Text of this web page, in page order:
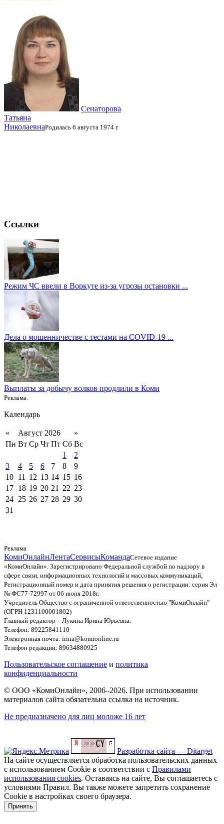
Сенаторова
Татьяна
НиколаевнаРодилась 6 августа 1974 г.
Ссылки
Режим ЧС ввели в Воркуте из-за угрозы остановки ...
Дела о мошенничестве с тестами на COVID-19 ...
Выплаты за добычу волков продлили в Коми
Реклама.
Календарь
« Август 2026
»
Пн Вт Ср Чт Пт Сб Вс
1
2
3
4 5 6 7 8
9
10 11 12 13 14 15 16
17 18 19 20 21 22 23
24 25 26 27 28 29 30
31
Реклама
КомиОнлайнЛентаСервисыКомандаСетевое издание
«КомиОнлайн». Зарегистрировано Федеральной службой по надзору в
сфере связи, информационных технологий и массовых коммуникаций;
Регистрационный номер и дата принятия решения о регистрации: серия Эл
№ ФС77-72997 от 06 июня 2018г.
Учредитель Общество с ограниченной ответственностью "КомиОнлайн"
(ОГРН 1231100001802)
Главный редактор – Лукина Ирина Юрьевна.
Телефон: 89225841110
Электронная почта: irina@komionline.ru
Телефон редакции: 89634880925
Пользовательское соглашение и политика
конфиденциальности
© ООО «КомиОнлайн», 2006–2026. При использовании
материалов сайта обязательна ссылка на источник.
Не предназначено для лиц моложе 16 лет
Разработка сайта — Ditarget
На сайте осуществляется обработка пользовательских данных
с использованием Cookie в соответствии с Правилами
использования cookies. Оставаясь на сайте, Вы соглашаетесь с
условиями Правил. Вы также можете запретить сохранение
Cookie в настройках своего браузера.
Принять